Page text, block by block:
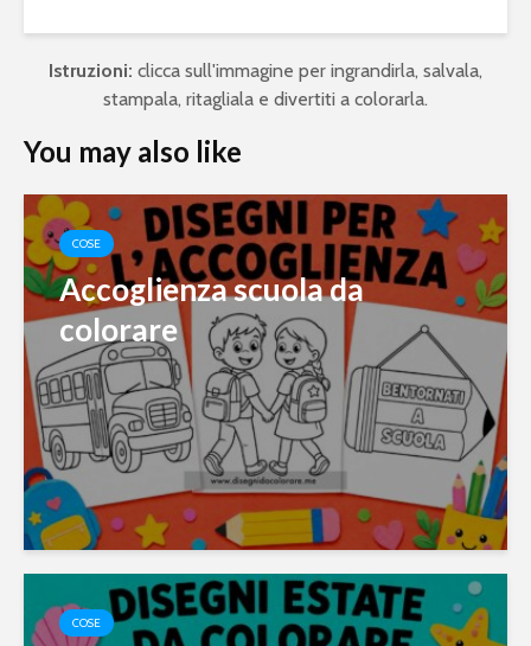
Istruzioni: clicca sull'immagine per ingrandirla, salvala,
stampala, ritagliala e divertiti a colorarla.
You may also like
COSE
Accoglienza scuola da
colorare
COSE